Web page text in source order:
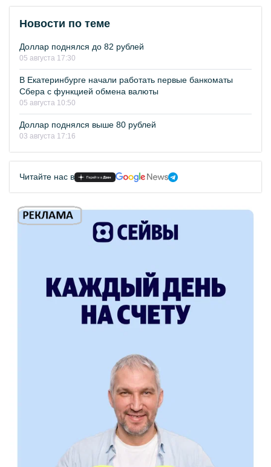
Новости по теме
Доллар поднялся до 82 рублей
05 августа 17:30
В Екатеринбурге начали работать первые банкоматы
Сбера с функцией обмена валюты
05 августа 10:50
Доллар поднялся выше 80 рублей
03 августа 17:16
Читайте нас в